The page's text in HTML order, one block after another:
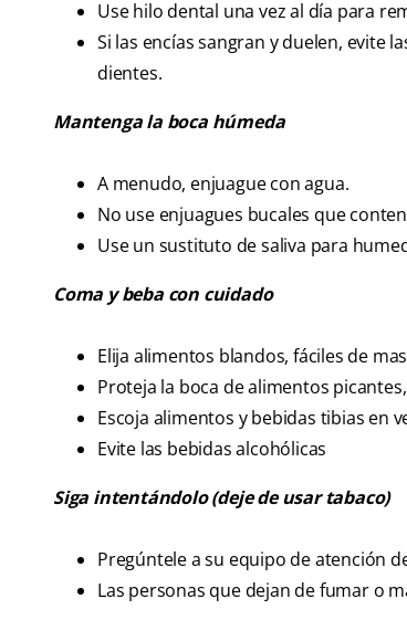
Use hilo dental una vez al día para
Si las encías sangran y duelen, evite
dientes.
Mantenga la boca húmeda
A menudo, enjuague con agua.
No use enjuagues bucales que
Use un sustituto de saliva para
Coma y beba con cuidado
Elija alimentos blandos, fáciles de
Proteja la boca de alimentos
Escoja alimentos y bebidas tibias en
Evite las bebidas alcohólicas
Siga intentándolo (deje de usar tabaco)
Pregúntele a su equipo de atención
Las personas que dejan de fumar o